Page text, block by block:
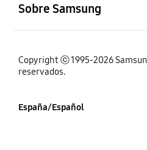
Sobre Samsung
Copyright ⓒ 1995-2026
reservados.
España/Español